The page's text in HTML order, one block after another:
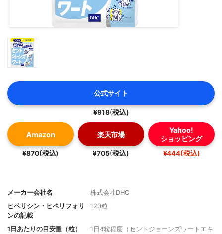
公式サイト
¥918(税込)
Amazon
¥870(税込)
楽天市場
¥705(税込)
Yahoo!
ショッピング
¥444(税込)
メーカー会社名
株式会社DHC
ヒペリシン・ヒペリフォリ
ンの記載
120粒
1日あたりの目安量（粒）
1日4粒程度（セントジョーンズワートエキ